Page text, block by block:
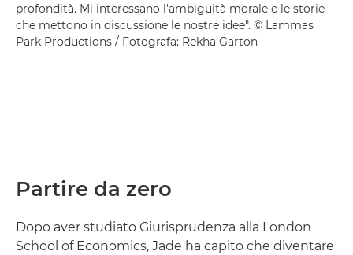
profondità. Mi interessano l'ambiguità morale e le storie
che mettono in discussione le nostre idee". © Lammas
Park Productions / Fotografa: Rekha Garton
Partire da zero
Dopo aver studiato Giurisprudenza alla London
School of Economics, Jade ha capito che diventare